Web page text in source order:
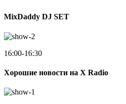
MixDaddy DJ SET
16:00-16:30
Хорошие новости на X Radio